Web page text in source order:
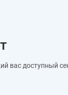
вас доступный